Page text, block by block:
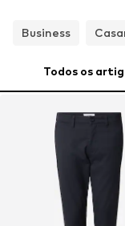
Business
Todos os